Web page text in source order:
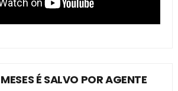
MESES É SALVO POR AGENTE